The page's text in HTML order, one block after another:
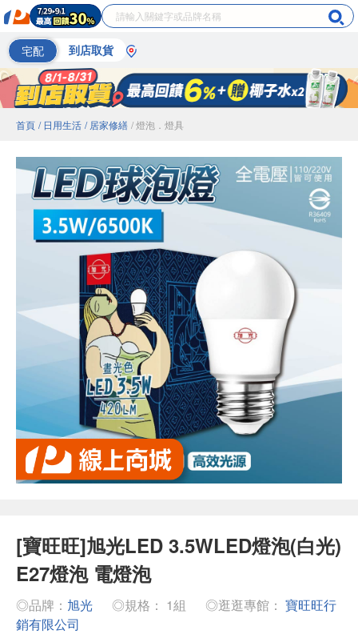
宅配 到店取貨
首頁 / 日用生活 / 居家修繕 / 燈泡．燈具
[寶旺旺]旭光LED 3.5WLED燈泡(白光)
E27燈泡 電燈泡
◎品牌： 旭光 ◎規格： 1組 ◎逛逛專館： 寶旺旺行
銷有限公司